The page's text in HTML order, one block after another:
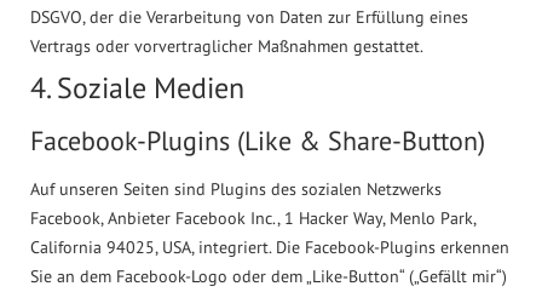
DSGVO, der die Verarbeitung von Daten zur Erfüllung eines
Vertrags oder vorvertraglicher Maßnahmen gestattet.
4. Soziale Medien
Facebook-Plugins (Like & Share-Button)
Auf unseren Seiten sind Plugins des sozialen Netzwerks
Facebook, Anbieter Facebook Inc., 1 Hacker Way, Menlo Park,
California 94025, USA, integriert. Die Facebook-Plugins erkennen
Sie an dem Facebook-Logo oder dem „Like-Button“ („Gefällt mir“)